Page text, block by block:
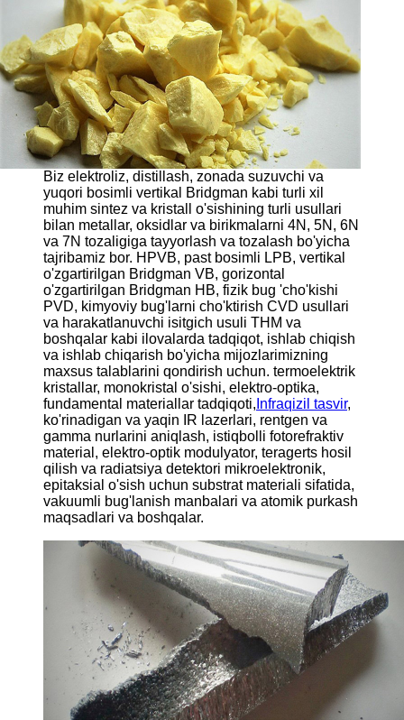
Biz elektroliz, distillash, zonada suzuvchi va
yuqori bosimli vertikal Bridgman kabi turli xil
muhim sintez va kristall o'sishining turli usullari
bilan metallar, oksidlar va birikmalarni 4N, 5N, 6N
va 7N tozaligiga tayyorlash va tozalash bo'yicha
tajribamiz bor. HPVB, past bosimli LPB, vertikal
o'zgartirilgan Bridgman VB, gorizontal
o'zgartirilgan Bridgman HB, fizik bug 'cho'kishi
PVD, kimyoviy bug'larni cho'ktirish CVD usullari
va harakatlanuvchi isitgich usuli THM va
boshqalar kabi ilovalarda tadqiqot, ishlab chiqish
va ishlab chiqarish bo'yicha mijozlarimizning
maxsus talablarini qondirish uchun. termoelektrik
kristallar, monokristal o'sishi, elektro-optika,
fundamental materiallar tadqiqoti, Infraqizil tasvir,
ko'rinadigan va yaqin IR lazerlari, rentgen va
gamma nurlarini aniqlash, istiqbolli fotorefraktiv
material, elektro-optik modulyator, teragerts hosil
qilish va radiatsiya detektori mikroelektronik,
epitaksial o'sish uchun substrat materiali sifatida,
vakuumli bug'lanish manbalari va atomik purkash
maqsadlari va boshqalar.